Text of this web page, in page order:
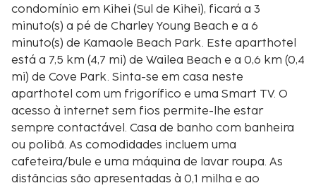
condomínio em Kihei (Sul de Kihei), ficará a 3
minuto(s) a pé de Charley Young Beach e a 6
minuto(s) de Kamaole Beach Park. Este aparthotel
está a 7,5 km (4,7 mi) de Wailea Beach e a 0,6 km (0,4
mi) de Cove Park. Sinta-se em casa neste
aparthotel com um frigorífico e uma Smart TV. O
acesso à internet sem fios permite-lhe estar
sempre contactável. Casa de banho com banheira
ou polibã. As comodidades incluem uma
cafeteira/bule e uma máquina de lavar roupa. As
distâncias são apresentadas à 0,1 milha e ao